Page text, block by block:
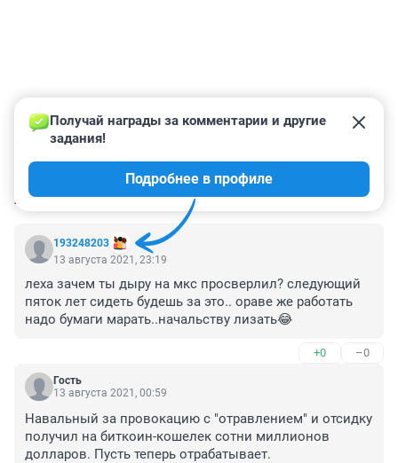
КОММЕНТАРИИ 459
193248203
Получай награды за комментарии и другие
задания!
Подробнее в профиле
13 августа 2021, 23:19
леха зачем ты дыру на мкс просверлил? следующий
пяток лет сидеть будешь за это.. ораве же работать
надо бумаги марать..начальству лизать😂
+0 –0
Гость
13 августа 2021, 00:59
Навальный за провокацию с "отравлением" и отсидку
получил на биткоин-кошелек сотни миллионов
долларов. Пусть теперь отрабатывает.